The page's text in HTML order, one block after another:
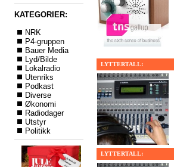
KATEGORIER:
NRK
P4-gruppen
Bauer Media
Lyd/Bilde
Lokalradio
Utenriks
Podkast
Diverse
Økonomi
Radiodager
Utstyr
Politikk
LYTTERTALL:
LYTTERTALL: